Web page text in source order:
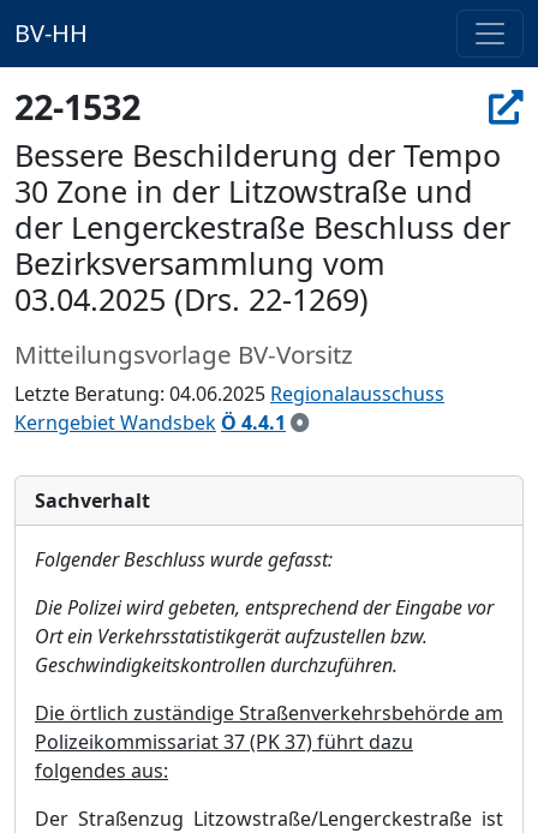
BV-HH
22-1532
Bessere Beschilderung der Tempo
30 Zone in der Litzowstraße und
der Lengerckestraße Beschluss der
Bezirksversammlung vom
03.04.2025 (Drs. 22-1269)
Mitteilungsvorlage BV-Vorsitz
Letzte Beratung: 04.06.2025 Regionalausschuss
Kerngebiet Wandsbek Ö 4.4.1
Sachverhalt
Folgender Beschluss wurde gefasst:
Die Polizei wird gebeten, entsprechend der Eingabe vor
Ort ein Verkehrsstatistikgerät aufzustellenbzw.
Geschwindigkeitskontrollen durchzuführen.
Die örtlich zuständige Straßenverkehrsbehörde am
Polizeikommissariat 37 (PK 37) führt dazu
folgendes aus:
Der Straßenzug Litzowstraße/Lengerckestraße ist